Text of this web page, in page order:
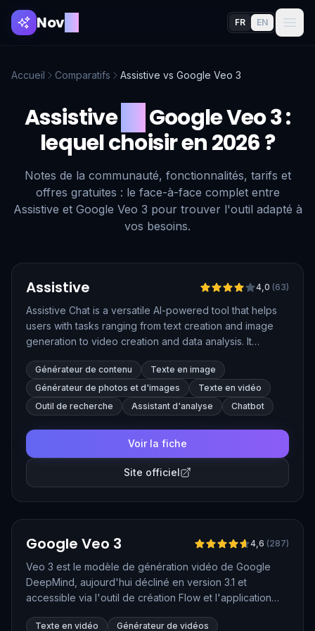
NovAI FR EN
Accueil Comparatifs Assistive vs Google Veo 3
Assistive Google Veo 3:
lequel choisir en 2026 ?
Notes de la communauté, fonctionnalités, tarifs et
offres gratuites : le face-à-face complet entre
Assistive et Google Veo 3 pour trouver l'outil adapté à
vos besoins.
Assistive 4,0 (63)
Assistive Chat is a versatile AI-powered tool that helps
users with tasks ranging from text creation and image
generation to video creation and data analysis. It
multimedia inputs, making it a powerful companion for
both personal and professional use.
Générateur de contenu
Texte en image
Générateur de photos et d'images
Texte en vidéo
Outil de recherche
Assistant d'analyse Chatbot
Voir la fiche
Site officiel
Google Veo 3 4,6 (287)
Veo 3 est le modèle de génération vidéo de Google
DeepMind, aujourd'hui décliné en version 3.1 et
accessible via l'outil de création Flow et l'application
définition, avec une compréhension fine des styles
Texte en vidéo Générateur de vidéos